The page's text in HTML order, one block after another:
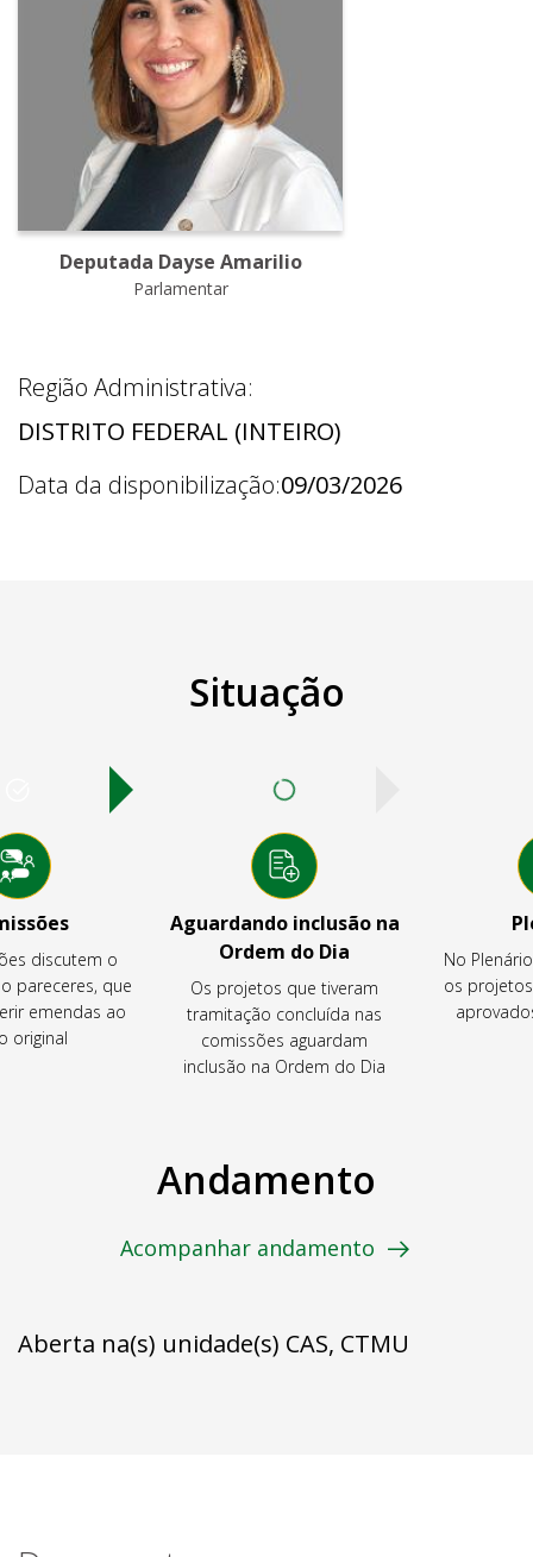
Deputada Dayse Amarilio
Parlamentar
Região Administrativa:
DISTRITO FEDERAL (INTEIRO)
Data da disponibilização:09/03/2026
Situação
discutem o
pareceres, que
emendas ao
original
Aguardando inclusão na
Ordem do Dia
Os projetos que tiveram
tramitação concluída nas
comissões aguardam
inclusão na Ordem do Dia
No
os
Andamento
Acompanhar andamento
Aberta na(s) unidade(s) CAS, CTMU